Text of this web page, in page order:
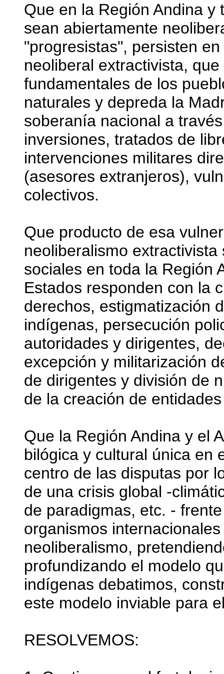
Que en la Región Andina
sean abiertamente
"progresistas", persisten
neoliberal extractivista,
fundamentales de los
naturales y depreda la
soberanía nacional a
inversiones, tratados de
intervenciones militares
(asesores extranjeros),
colectivos.
Que producto de esa
neoliberalismo
sociales en toda la Región
Estados responden con la
derechos, estigmatización
indígenas, persecución
autoridades y dirigentes,
excepción y militarización
de dirigentes y división de
de la creación de
Que la Región Andina y el
bilógica y cultural única en
centro de las disputas por
de una crisis global -
de paradigmas, etc. -
organismos
neoliberalismo,
profundizando el modelo
indígenas debatimos,
este modelo inviable para
RESOLVEMOS: